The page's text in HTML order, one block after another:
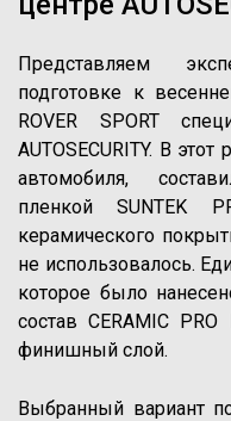
Представляем
подготовке к
ROVER SPORT
AUTOSECURITY. В
автомобиля,
пленкой SUNTEK
керамического
не использовалось.
которое было
состав CERAMIC
финишный слой.
Выбранный вариант